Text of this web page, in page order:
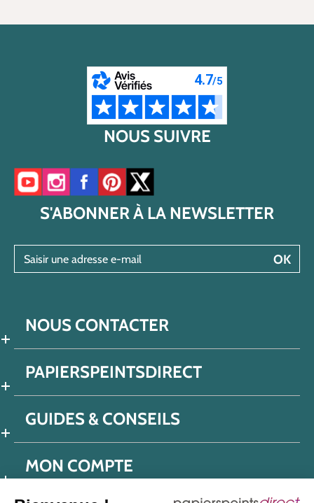
NOUS SUIVRE
Accéder à notre chaîne YouTube
Accéder à notre compte Instagram
Accéder à notre page Facebook
Accéder à notre compte Pinterest
Accéder à notre compte Twitter/X
S'ABONNER À LA NEWSLETTER
OK
NOUS CONTACTER
PAPIERSPEINTSDIRECT
GUIDES & CONSEILS
MON COMPTE